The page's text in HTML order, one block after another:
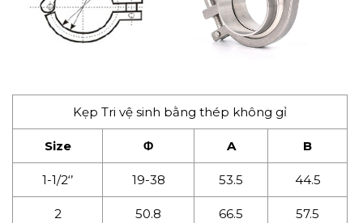
Kẹp Tri vệ sinh bằng thép không gỉ
Size Φ A B
1-1/2‘’ 19-38 53.5 44.5
2 50.8 66.5 57.5